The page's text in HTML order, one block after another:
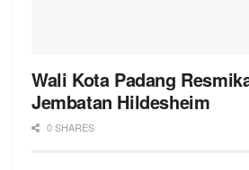
Wali Kota Padang
Jembatan Hildesheim
0 SHARES